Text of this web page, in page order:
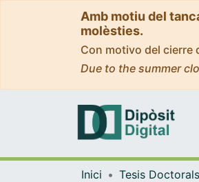
Amb motiu del
molèsties.
Con motivo del cierre
Due to the summer
Inici Tesis Doctorals